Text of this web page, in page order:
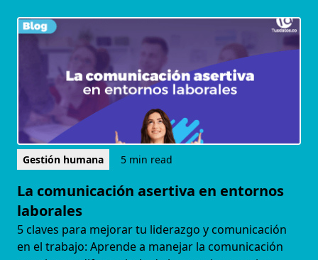
Gestión humana 5 min read
La comunicación asertiva en entornos
laborales
5 claves para mejorar tu liderazgo y comunicación
en el trabajo: Aprende a manejar la comunicación